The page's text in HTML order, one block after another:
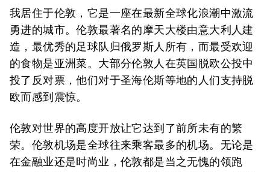
我居住于伦敦，它是一座在最新全球化浪潮中激流
勇进的城市。伦敦最著名的摩天大楼由意大利人建
造，最优秀的足球队归俄罗斯人所有，而最受欢迎
的食物是亚洲菜。大部分伦敦人在英国脱欧公投中
投了反对票，他们对于圣海伦斯等地的人们支持脱
欧而感到震惊。
伦敦对世界的高度开放让它达到了前所未有的繁
荣。伦敦机场是全球往来乘客最多的机场。无论是
在金融业还是时尚业，伦敦都是当之无愧的领跑